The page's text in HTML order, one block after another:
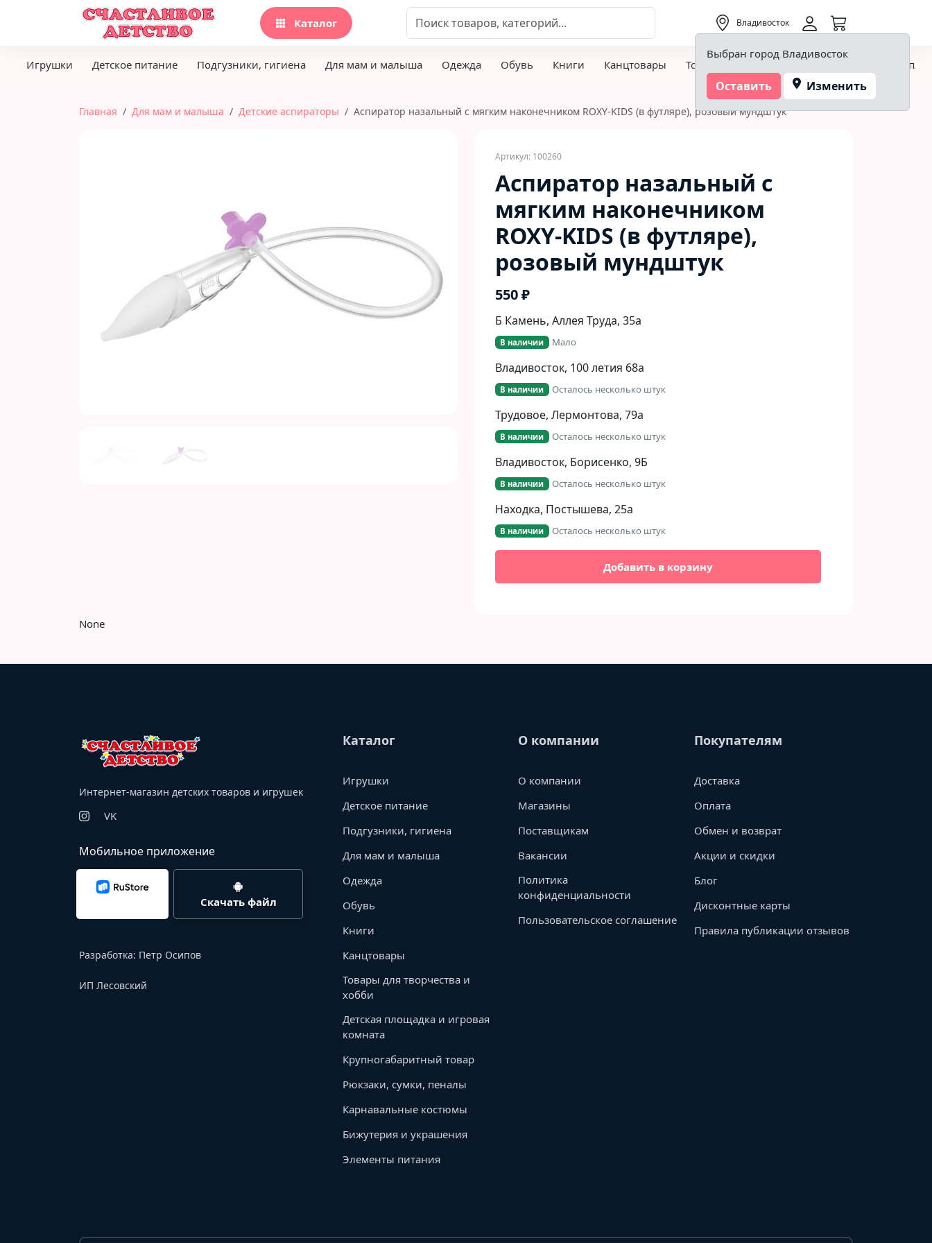
Каталог Владивосток
Выбран город Владивосток
Оставить Изменить
Игрушки Детское питание Подгузники, гигиена Для мам и малыша Одежда Обувь Книги Канцтовары Товары для творчества и хобби Детская
Главная Для мам и малыша Детские аспираторы Аспиратор назальный с мягким наконечником ROXY-KIDS (в футляре), розовый мундштук
Previous
Артикул: 100260
Аспиратор назальный с
мягким наконечником
ROXY-KIDS (в футляре),
розовый мундштук
550 ₽
Б Камень, Аллея Труда, 35а
В наличии Мало
Владивосток, 100 летия 68а
В наличии Осталось несколько штук
Трудовое, Лермонтова, 79а
В наличии Осталось несколько штук
Владивосток, Борисенко, 9Б​
В наличии Осталось несколько штук
Находка, Постышева, 25а
В наличии Осталось несколько штук
Добавить в корзину
None
Интернет-магазин детских товаров и игрушек
VK
Мобильное приложение
Скачать файл
Разработка: Петр Осипов
ИП Лесовский
Каталог
Игрушки
Детское питание
Подгузники, гигиена
Для мам и малыша
Одежда
Обувь
Книги
Канцтовары
Товары для творчества и
хобби
Детская площадка и игровая
комната
Крупногабаритный товар
Рюкзаки, сумки, пеналы
Карнавальные костюмы
Бижутерия и украшения
Элементы питания
О компании
О компании
Магазины
Поставщикам
Вакансии
Политика
конфиденциальности
Пользовательское соглашение
Покупателям
Доставка
Оплата
Обмен и возврат
Акции и скидки
Блог
Дисконтные карты
Правила публикации отзывов